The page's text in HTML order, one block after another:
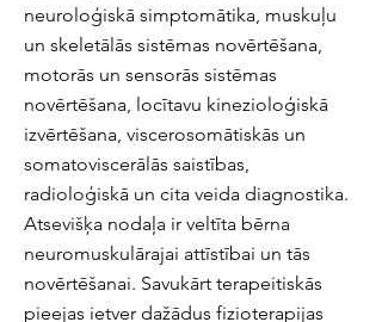
neuroloģiskā simptomātika, muskuļu
un skeletālās sistēmas novērtēšana,
motorās un sensorās sistēmas
novērtēšana, locītavu kinezioloģiskā
izvērtēšana, viscerosomātiskās un
somatoviscerālās saistības,
radioloģiskā un cita veida diagnostika.
Atsevišķa nodaļa ir veltīta bērna
neuromuskulārajai attīstībai un tās
novērtēšanai. Savukārt terapeitiskās
pieejas ietver dažādus fizioterapijas